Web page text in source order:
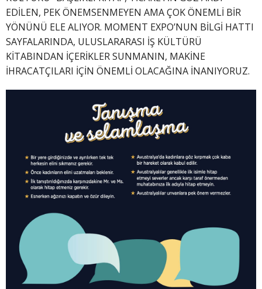
EDİLEN, PEK ÖNEMSENMEYEN AMA ÇOK ÖNEMLİ BİR
YÖNÜNÜ ELE ALIYOR. MOMENT EXPO’NUN BİLGİ HATTI
SAYFALARINDA, ULUSLARARASI İŞ KÜLTÜRÜ
KİTABINDAN İÇERİKLER SUNMANIN, MAKİNE
İHRACATÇILARI İÇİN ÖNEMLİ OLACAĞINA İNANIYORUZ.